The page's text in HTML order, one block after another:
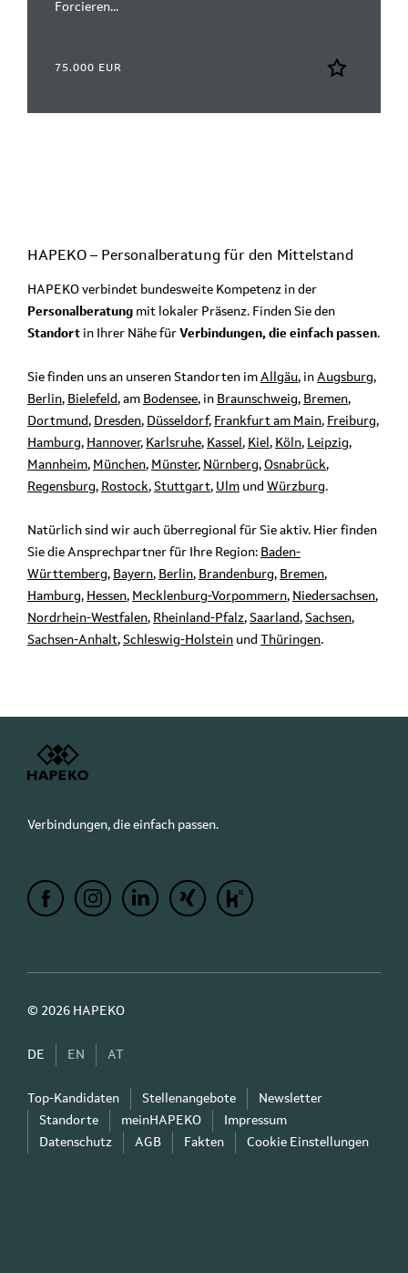
Forcieren...
75.000 EUR
HAPEKO – Personalberatung für den Mittelstand
HAPEKO verbindet bundesweite Kompetenz in der
Personalberatung mit lokaler Präsenz. Finden Sie den
Standort in Ihrer Nähe für Verbindungen, die einfach passen.
Sie finden uns an unseren Standorten im Allgäu, in Augsburg,
Berlin, Bielefeld, am Bodensee, in Braunschweig, Bremen,
Dortmund, Dresden, Düsseldorf, Frankfurt am Main, Freiburg,
Hamburg, Hannover, Karlsruhe, Kassel , Kiel , Köln, Leipzig,
Mannheim, München, Münster, Nürnberg, Osnabrück,
Regensburg, Rostock, Stuttgart, Ulm und Würzburg.
Natürlich sind wir auch überregional für Sie aktiv. Hier finden
Sie die Ansprechpartner für Ihre Region: Baden-
Württemberg, Bayern, Berlin, Brandenburg, Bremen,
Hamburg, Hessen, Mecklenburg-Vorpommern, Niedersachsen,
Nordrhein-Westfalen, Rheinland-Pfalz, Saarland, Sachsen,
Sachsen-Anhalt, Schleswig-Holstein und Thüringen.
Verbindungen, die einfach passen.
© 2026 HAPEKO
DE EN AT
Top-Kandidaten Stellenangebote
Newsletter
Standorte
meinHAPEKO
Impressum
Datenschutz
AGB Fakten Cookie Einstellungen